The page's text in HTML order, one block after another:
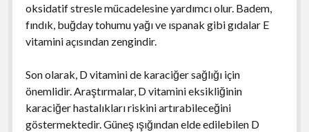
oksidatif stresle mücadelesine yardımcı olur. Badem,
fındık, buğday tohumu yağı ve ıspanak gibi gıdalar E
vitamini açısından zengindir.
Son olarak, D vitamini de karaciğer sağlığı için
önemlidir. Araştırmalar, D vitamini eksikliğinin
karaciğer hastalıkları riskini artırabileceğini
göstermektedir. Güneş ışığından elde edilebilen D